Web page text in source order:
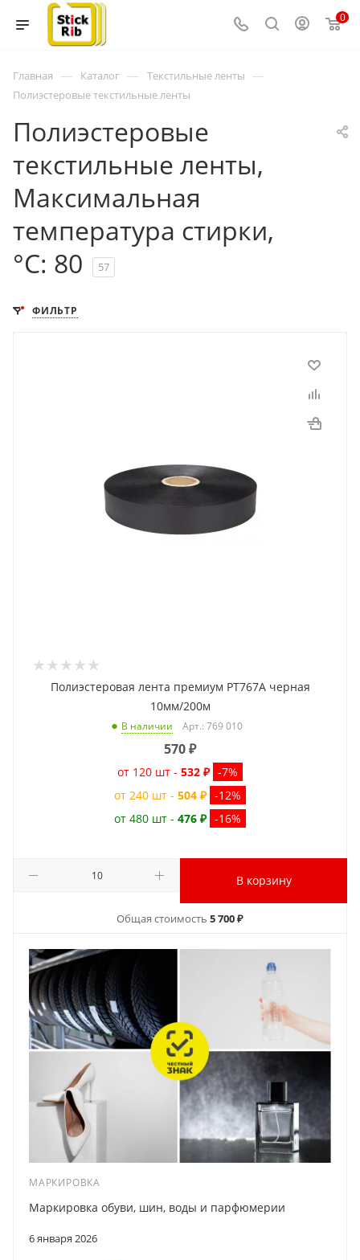
0
Главная — Каталог — Текстильные ленты —
Полиэстеровые текстильные ленты
Полиэстеровые
текстильные ленты,
Максимальная
температура стирки,
°C: 80
57
ФИЛЬТР
Полиэстеровая лента премиум PT767A черная
10мм/200м
В наличии Арт.: 769 010
570₽
от 120 шт - 532 ₽ -7%
от 240 шт - 504 ₽ -12%
от 480 шт - 476 ₽ -16%
В корзину
Общая стоимость 5 700 ₽
МАРКИРОВКА
6 января 2026
Маркировка обуви, шин, воды и парфюмерии